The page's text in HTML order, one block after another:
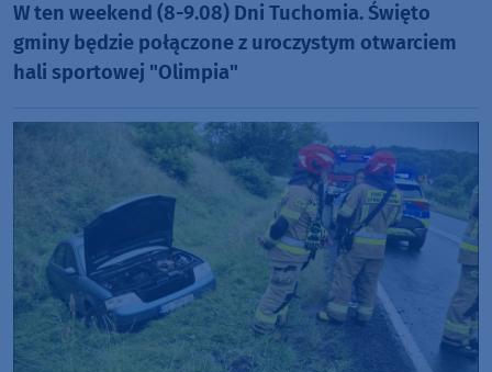
W ten weekend (8-9.08) Dni Tuchomia. Święto
gminy będzie połączone z uroczystym otwarciem
hali sportowej "Olimpia"